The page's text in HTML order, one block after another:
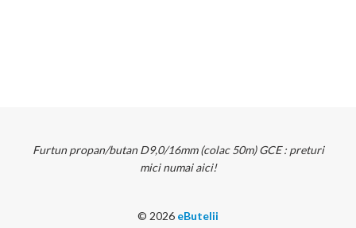
Furtun propan/butan D9,0/16mm (colac 50m) GCE : preturi
mici numai aici!
© 2026 eButelii